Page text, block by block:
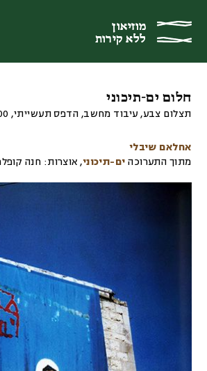
מוזיאון
ללא קירות
מוזיאון
ללא קירות
חלום ים-תיכוני
תצלום צבע, עיבוד מחשב, הדפס תעשייתי,
אחלאם שיבלי
מתוך התערוכה ים-תיכוני, אוצרות: חנה